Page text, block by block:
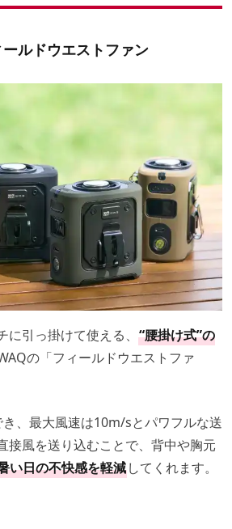
ルドウエストファン
引っ掛けて使える、 “腰掛け式”の
の「フィールドウエストファ
、最大風速は10m/sとパワフルな送
接風を送り込むことで、背中や胸元
い日の不快感を軽減してくれます。